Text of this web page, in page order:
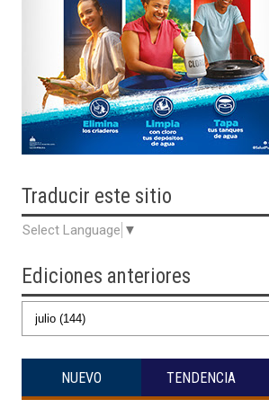
Traducir este sitio
Select Language ▼
Ediciones anteriores
NUEVO TENDENCIA